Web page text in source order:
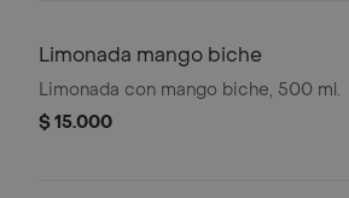
Limonada mango biche
Limonada con mango biche, 500 ml.
$ 15.000